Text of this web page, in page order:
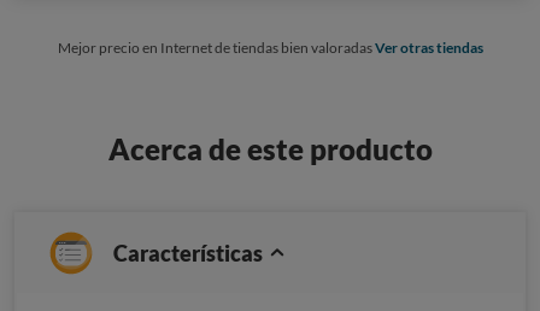
Mejor precio en Internet de tiendas bien valoradasVer otras tiendas
Acerca de este producto
Características